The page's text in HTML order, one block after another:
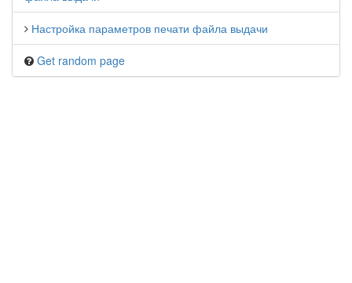
Настройка параметров печати файла выдачи
Get random page